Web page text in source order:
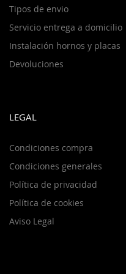
Tipos de envio
Servicio entrega a domicilio
Instalación hornos y placas
Devoluciones
LEGAL
Condiciones compra
Condiciones generales
Política de privacidad
Política de cookies
Aviso Legal